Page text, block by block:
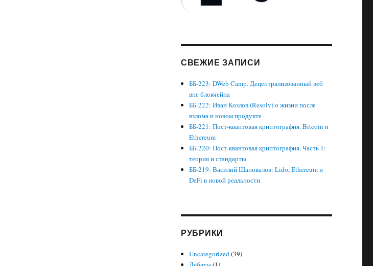
СВЕЖИЕ ЗАПИСИ
ББ-223: DWeb Camp. Децентрализованный веб
вне блокчейна
ББ-222: Иван Козлов (Resolv) о жизни после
взлома и новом продукте
ББ-221: Пост-квантовая криптография. Bitcoin и
Ethereum
ББ-220: Пост-квантовая криптография. Часть 1:
теория и стандарты
ББ-219: Василий Шаповалов: Lido, Ethereum и
DeFi в новой реальности
РУБРИКИ
Uncategorized(39)